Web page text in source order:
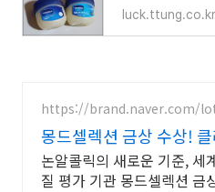
luck.ttung.co.kr
https://brand.naver.com/
몽드셀렉션 금상 수상!
드 논알콜릭
논알콜릭의 새로운 기준, 세
질 평가 기관 몽드셀렉션 금